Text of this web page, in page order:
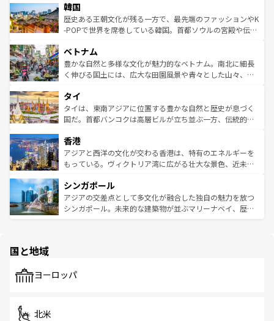
ワイを、存分に味わってほしい。 なお、新着のハワイ情報
はコンテンツ一覧を参照してほしい。
いる。アクティビティも充実しており、サーフィンやダイ
ビング、ハイキングなど、アウトドア好きにはたまらな
い。オーストラリアの多彩な魅力を存分に味わいつくそ
参照してほしい。
ン）、静ひつな山岳地帯である台湾東部など、都市の喧騒
と山間の静けさが共存しており、訪れる人に新しい発見と
驚きをもたらしてくれる。また、奥深い台湾の食文化も魅
容にもいいと評判のスイーツなど、バラエティ豊かな料理
が味わえる。 なお、新着の台湾情報は コンテンツ一覧を参
照してほしい。
韓国
歴史ある王朝文化が残る一方で、最先端のファッションやK
-POPで世界を席巻している韓国。首都ソウルの宮殿や伝統
き、地方に足を延ばせば四季折々の自然美を楽しむことが
できる。そして、キムチや焼肉、絶品のストリートフード
まで、さまざまな韓国料理が待っている。夜には、韓国な
リティに包まれながら、韓国の多彩な魅力を心ゆくまで味
わってみてほしい。 なお、新着の韓国情報はコンテンツ一
覧を参照してほしい。
ベトナム
豊かな自然と多様な文化が魅力的なベトナム。南北に細長
く伸びる国土には、広大な田園風景や青々とした山々、世
急速な発展と共に伝統が息づく。ハノイの古い町並みやホ
ーチミン市のフランス統治時代の建物も、独特の雰囲気を
醸し出している。また、バラエティの豊かさとおいしさで
とつ。フォーやバインミー、ベトナムコーヒーなどは、ぜ
ひ現地で味わいたい。どの地域を訪れてもあたたかい人々
が旅行者を迎えてくれるので、きっと忘れられない旅にな
参照してほしい。
タイ
タイは、東南アジアに位置する豊かな自然と歴史が息づく
国だ。首都バンコクは高層ビルが立ち並ぶ一方、伝統的な
の活気が交差している。北部ではチェンマイなどの山岳地
帯で自然と触れ合い、南部ではプーケットやクラビの美し
いビーチでリゾート気分を楽しむことができる。タイ料理
激する。気候は一年中温暖で、どの季節にも異なる楽しみ
が待っている。親しみやすいタイの人々、仏教を中心とし
た文化、そして多様な観光資源が、訪れる旅人を魅了し続
香港
アジアと西洋の文化が交わる香港は、特有のエネルギーを
もっている。ヴィクトリア湾に広がる壮大な景色、近未来
み、どこを訪れても感動するはず。観光スポットが密集し
ており、効率よく見どころを回れるのも魅力。息をのむよ
うな絶景から文化的な体験まで、香港を存分に楽しみ尽く
シンガポール
アジアの交差点として多文化が融合した独自の魅力を放つ
シンガポール。未来的な建築物が並ぶマリーナベイ、歴史
で、ホーカーズは地元の風情を楽しめる外せないスポット
国と地域
ヨーロッパ
北米